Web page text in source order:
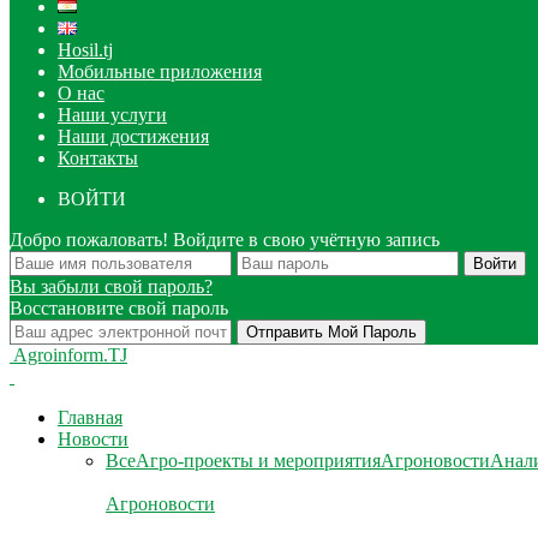
Hosil.tj
Мобильные приложения
О нас
Наши услуги
Наши достижения
Контакты
ВОЙТИ
Добро пожаловать! Войдите в свою учётную запись
Вы забыли свой пароль?
Восстановите свой пароль
Agroinform.TJ
Главная
Новости
ВсеАгро-проекты и мероприятияАгроновости
Агроновости